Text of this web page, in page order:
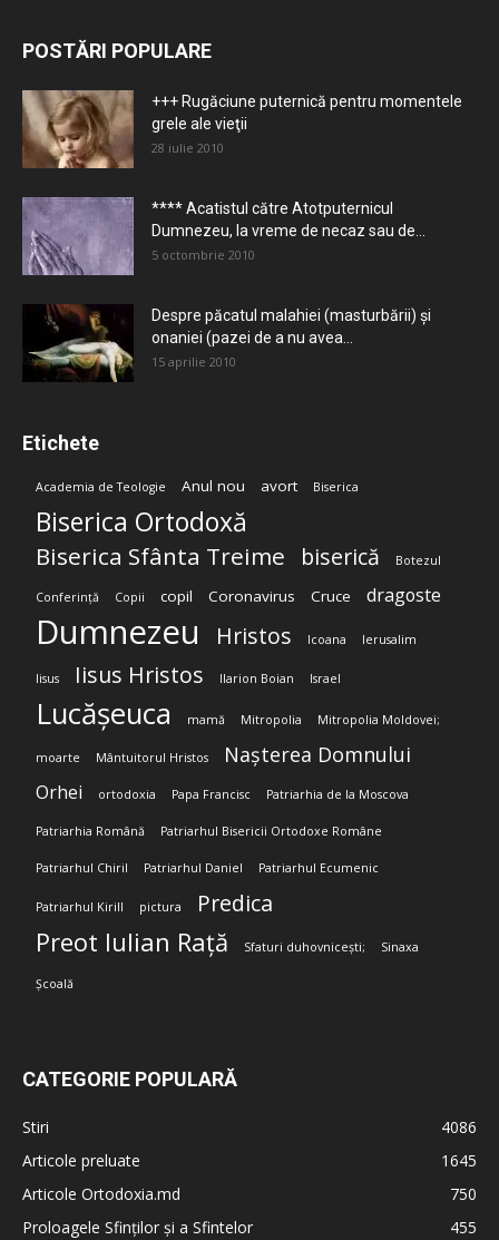
POSTĂRI POPULARE
+++ Rugăciune puternică pentru momentele
grele ale vieţii
28 iulie 2010
**** Acatistul către Atotputernicul
Dumnezeu, la vreme de necaz sau de...
5 octombrie 2010
Despre păcatul malahiei (masturbării) şi
onaniei (pazei de a nu avea...
15 aprilie 2010
Etichete
Academia de Teologie Anul nou avort Biserica
Biserica Ortodoxă
Biserica Sfânta Treime biserică Botezul
Conferință Copii copil Coronavirus Cruce dragoste
Dumnezeu Hristos Icoana Ierusalim
Iisus Iisus Hristos Ilarion Boian Israel
Lucășeuca mamă Mitropolia Mitropolia Moldovei;
moarte Mântuitorul Hristos Nașterea Domnului
Orhei ortodoxia Papa Francisc Patriarhia de la Moscova
Patriarhia Română Patriarhul Bisericii Ortodoxe Române
Patriarhul Chiril Patriarhul Daniel Patriarhul Ecumenic
Patriarhul Kirill pictura Predica
Preot Iulian Rață Sfaturi duhovnicești; Sinaxa
Școală
CATEGORIE POPULARĂ
Stiri
4086
Articole preluate
1645
Articole Ortodoxia.md
750
Proloagele Sfinților și a Sfintelor
455